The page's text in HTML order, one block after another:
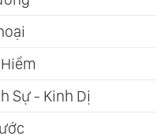
Sự - Kinh Dị